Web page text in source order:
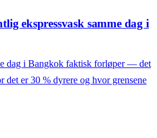
ekspressvask samme dag i
dag i Bangkok faktisk forløper — det
det er 30 % dyrere og hvor grensene